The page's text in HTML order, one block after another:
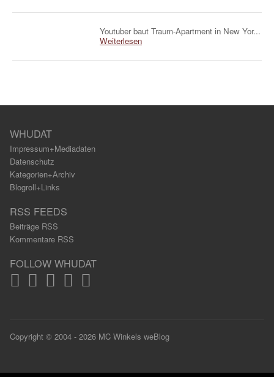
Youtuber baut Traum-Apartment in New Yor...
Weiterlesen
WHUDAT
Impressum+Mediadaten
Datenschutz
Kategorien+Archiv
Blogroll+Links
RSS FEEDS
Beiträge RSS
Kommentare RSS
FOLLOW WHUDAT
Copyright © 2004 - 2026 MC Winkels weBlog